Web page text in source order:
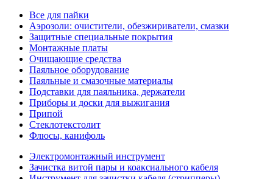
Все для пайки
Аэрозоли: очистители, обезжириватели, смазки
Защитные специальные покрытия
Монтажные платы
Очищающие средства
Паяльное оборудование
Паяльные и смазочные материалы
Подставки для паяльника, держатели
Приборы и доски для выжигания
Припой
Стеклотекстолит
Флюсы, канифоль
Электромонтажный инструмент
Зачистка витой пары и коаксиального кабеля